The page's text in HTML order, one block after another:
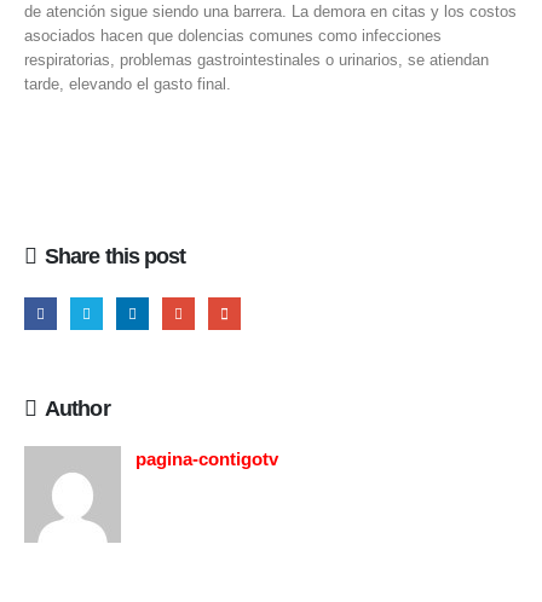
de atención sigue siendo una barrera. La demora en citas y los costos
asociados hacen que dolencias comunes como infecciones
respiratorias, problemas gastrointestinales o urinarios, se atiendan
tarde, elevando el gasto final.
Share this post
Author
pagina-contigotv